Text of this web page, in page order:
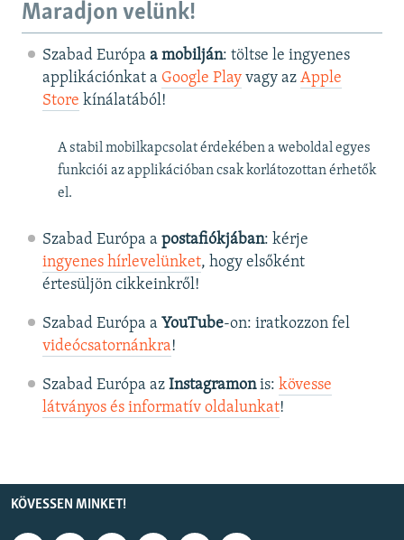
Maradjon velünk!
Szabad Európa a mobilján: töltse le ingyenes
applikációnkat a Google Playvagy az Apple
Store kínálatából!
A stabil mobilkapcsolat érdekében a weboldal egyes
funkciói az applikációban csak korlátozottan érhetők
el.
Szabad Európa a postafiókjában: kérje
ingyenes hírlevelünket, hogy elsőként
értesüljön cikkeinkről!
Szabad Európa a YouTube-on: iratkozzon fel
videócsatornánkra!
Szabad Európa az Instagramonis: kövesse
látványos és informatív oldalunkat! ​
KÖVESSEN MINKET!